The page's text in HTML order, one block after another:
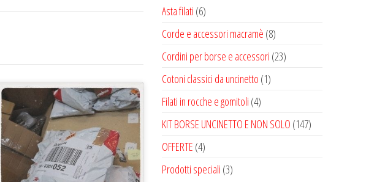
Asta filati (6)
Corde e accessori macramè (8)
Cordini per borse e accessori (23)
Cotoni classici da uncinetto (1)
Filati in rocche e gomitoli (4)
KIT BORSE UNCINETTO E NON SOLO (147)
OFFERTE (4)
Prodotti speciali (3)